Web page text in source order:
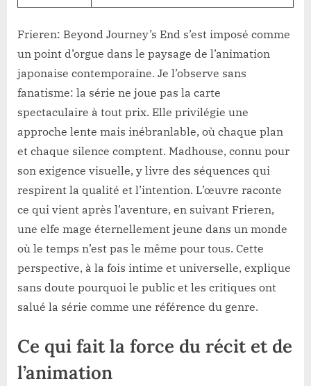
Frieren: Beyond Journey’s End s’est imposé comme
un point d’orgue dans le paysage de l’animation
japonaise contemporaine. Je l’observe sans
fanatisme: la série ne joue pas la carte
spectaculaire à tout prix. Elle privilégie une
approche lente mais inébranlable, où chaque plan
et chaque silence comptent. Madhouse, connu pour
son exigence visuelle, y livre des séquences qui
respirent la qualité et l’intention. L’œuvre raconte
ce qui vient après l’aventure, en suivant Frieren,
une elfe mage éternellement jeune dans un monde
où le temps n’est pas le même pour tous. Cette
perspective, à la fois intime et universelle, explique
sans doute pourquoi le public et les critiques ont
salué la série comme une référence du genre.
Ce qui fait la force du récit et de
l’animation